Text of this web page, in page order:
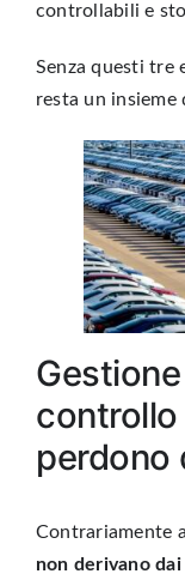
controllabili e
Senza questi tre
resta un
perdono
Contrariamente
non derivano